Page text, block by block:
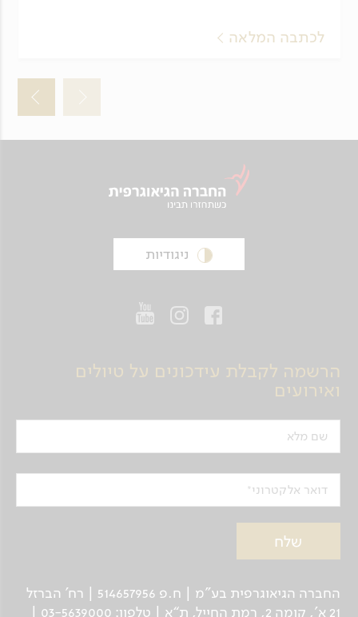
לכתבה המלאה
ניגודיות
הרשמה לקבלת עידכונים על טיולים
ואירועים
שם מלא
דואר אלקטרוני
החברה הגיאוגרפית בע"מ | ח.פ 514657956 | רח’ הברזל
21 א', קומה 2, רמת החייל, ת“א | טלפון: 03-5639000 |